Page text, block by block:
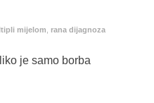
mijelom rana dijagnoza
je samo borba